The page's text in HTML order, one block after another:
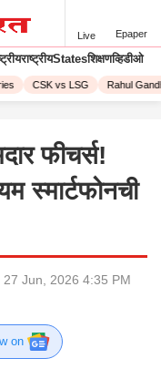
Live Epaper
राष्ट्रीयStatesशिक्षणव्हिडीओ
CSK vs LSG Rahul Gandhi
फीचर्स!
स्मार्टफोनची
27 Jun, 2026 4:35 PM
on